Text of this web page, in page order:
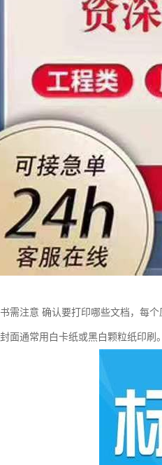
需注意 确认要打印哪些文档，每
面通常用白卡纸或黑白颗粒纸印刷。